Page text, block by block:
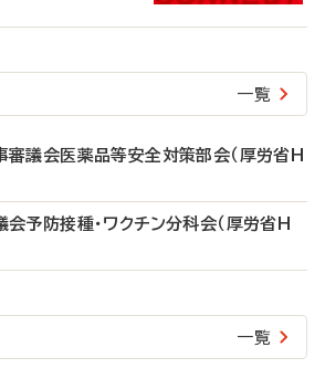
一覧
議会医薬品等安全対策部会（厚労省H
予防接種・ワクチン分科会（厚労省H
一覧